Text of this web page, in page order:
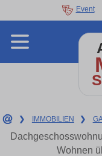
Event
❯ IMMOBILIEN ❯
Wohnen